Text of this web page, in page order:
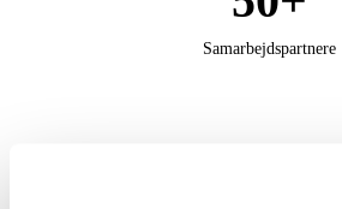
Samarbejdspartnere